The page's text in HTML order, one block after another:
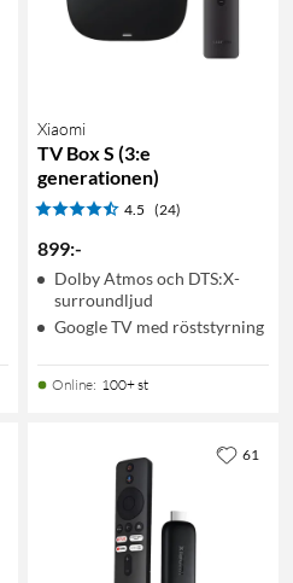
Xiaomi
TV Box S (3:e
generationen)
4.5 (24)
899:-
Dolby Atmos och DTS:X-
surroundljud
Google TV med röststyrning
Online: 100+ st
61